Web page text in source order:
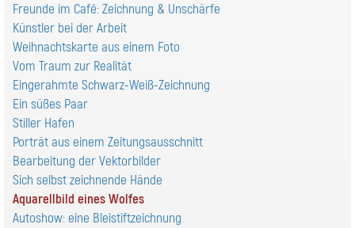
Freunde im Café: Zeichnung & Unschärfe
Künstler bei der Arbeit
Weihnachtskarte aus einem Foto
Vom Traum zur Realität
Eingerahmte Schwarz-Weiß-Zeichnung
Ein süßes Paar
Stiller Hafen
Porträt aus einem Zeitungsausschnitt
Bearbeitung der Vektorbilder
Sich selbst zeichnende Hände
Aquarellbild eines Wolfes
Autoshow: eine Bleistiftzeichnung